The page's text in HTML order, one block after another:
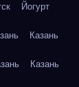
Йогурт
Казань
Казань